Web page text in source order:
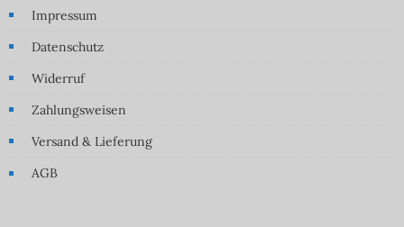
Impressum
Datenschutz
Widerruf
Zahlungsweisen
Versand & Lieferung
AGB